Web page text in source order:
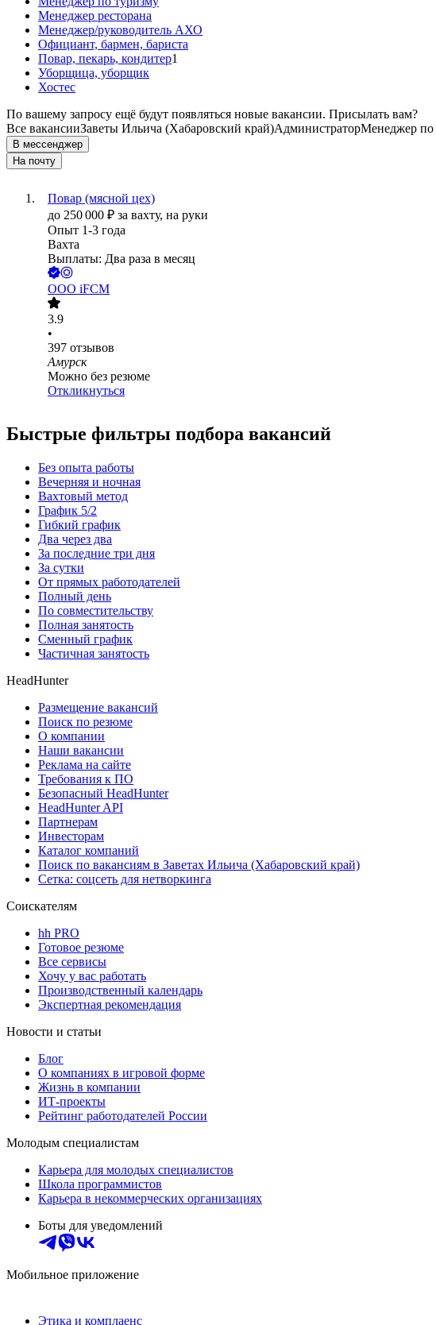
Менеджер ресторана
Менеджер/руководитель АХО
Официант, бармен, бариста
Повар, пекарь, кондитер1
Уборщица, уборщик
Хостес
По вашему запросу ещё будут появляться новые вакансии. Присылать вам?
Все вакансииЗаветы Ильича (Хабаровский край)АдминистраторМенеджер по
В мессенджер
На почту
Повар (мясной цех)
до 250 000 ₽ за вахту, на руки
Опыт 1-3 года
Вахта
Выплаты: Два раза в месяц
ООО iFCM
3.9
•
397 отзывов
Амурск
Можно без резюме
Откликнуться
Быстрые фильтры подбора вакансий
Без опыта работы
Вечерняя и ночная
Вахтовый метод
График 5/2
Гибкий график
Два через два
За последние три дня
За сутки
От прямых работодателей
Полный день
По совместительству
Полная занятость
Сменный график
Частичная занятость
HeadHunter
Размещение вакансий
Поиск по резюме
О компании
Наши вакансии
Реклама на сайте
Требования к ПО
Безопасный HeadHunter
HeadHunter API
Партнерам
Инвесторам
Каталог компаний
Поиск по вакансиям в Заветах Ильича (Хабаровский край)
Сетка: соцсеть для нетворкинга
Соискателям
hh PRO
Готовое резюме
Все сервисы
Хочу у вас работать
Производственный календарь
Экспертная рекомендация
Новости и статьи
Блог
О компаниях в игровой форме
Жизнь в компании
ИТ-проекты
Рейтинг работодателей России
Молодым специалистам
Карьера для молодых специалистов
Школа программистов
Карьера в некоммерческих организациях
Боты для уведомлений
Мобильное приложение
Этика и комплаенс